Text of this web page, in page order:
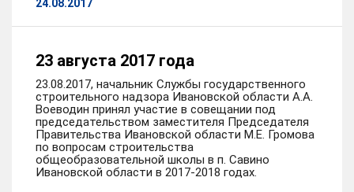
24.08.2017
23 августа 2017 года
23.08.2017, начальник Службы государственного
строительного надзора Ивановской области А.А.
Воеводин принял участие в совещании под
председательством заместителя Председателя
Правительства Ивановской области М.Е. Громова
по вопросам строительства
общеобразовательной школы в п. Савино
Ивановской области в 2017-2018 годах.